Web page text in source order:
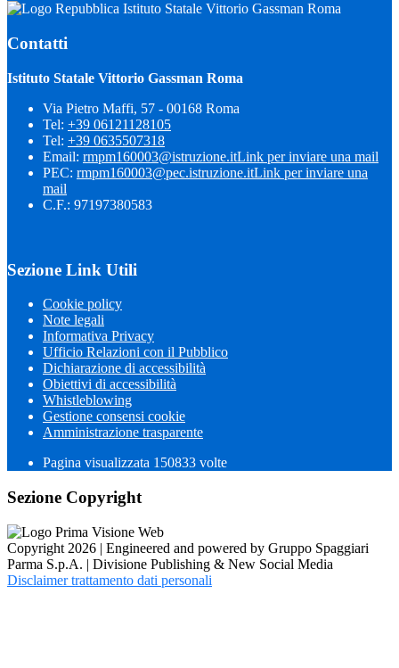
Istituto Statale Vittorio Gassman Roma
Contatti
Istituto Statale Vittorio Gassman Roma
Via Pietro Maffi, 57 - 00168 Roma
Tel: +39 06121128105
Tel: +39 0635507318
Email: rmpm160003@istruzione.itLink per inviare una mail
PEC: rmpm160003@pec.istruzione.itLink per inviare una
mail
C.F.: 97197380583
Sezione Link Utili
Cookie policy
Note legali
Informativa Privacy
Ufficio Relazioni con il Pubblico
Dichiarazione di accessibilità
Obiettivi di accessibilità
Whistleblowing
Gestione consensi cookie
Amministrazione trasparente
Pagina visualizzata 150833 volte
Sezione Copyright
Copyright 2026 | Engineered and powered by Gruppo Spaggiari
Parma S.p.A. | Divisione Publishing & New Social Media
Disclaimer trattamento dati personali